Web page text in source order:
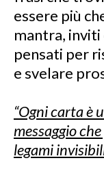
🌺 I